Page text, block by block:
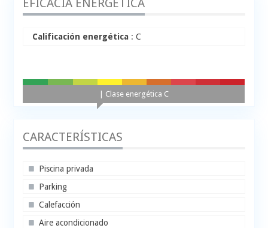
EFICACIA ENERGÉTICA
Calificación energética : C
A+ A B
| Clase energética C
C D E F G H
CARACTERÍSTICAS
Piscina privada
Parking
Calefacción
Aire acondicionado